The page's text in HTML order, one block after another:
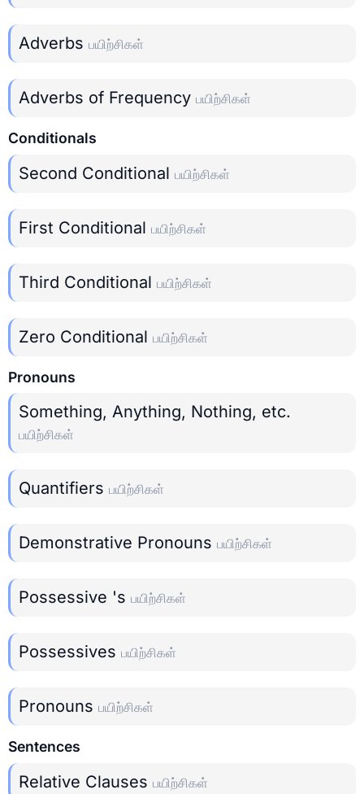
Adverbs பயிற்சிகள்
Adverbs of Frequency பயிற்சிகள்
Conditionals
Second Conditional பயிற்சிகள்
First Conditional பயிற்சிகள்
Third Conditional பயிற்சிகள்
Zero Conditional பயிற்சிகள்
Pronouns
Something, Anything, Nothing, etc.
பயிற்சிகள்
Quantifiers பயிற்சிகள்
Demonstrative Pronouns பயிற்சிகள்
Possessive 's பயிற்சிகள்
Possessives பயிற்சிகள்
Pronouns பயிற்சிகள்
Sentences
Relative Clauses பயிற்சிகள்